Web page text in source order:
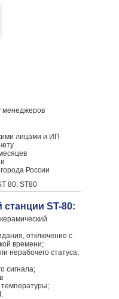
менеджеров
лицами и ИП
России
80, ST80
ST-80:
отключение с
времени;
нерабочего статуса;
сигнала;